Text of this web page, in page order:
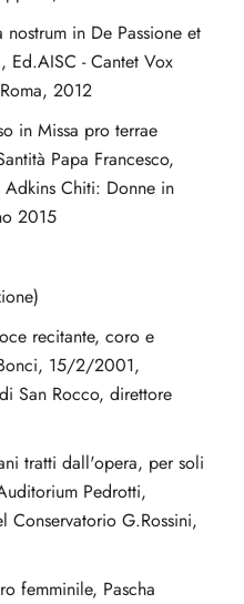
in De Passione et
Ed.AISC - Cantet Vox
2012
in Missa pro terrae
Papa Francesco,
Chiti: Donne in
2015
recitante, coro e
15/2/2001,
San Rocco, direttore
tratti dall'opera, per soli
Pedrotti,
G.Rossini,
femminile, Pascha